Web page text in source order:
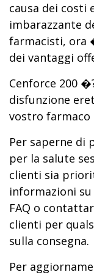
causa dei costi
imbarazzante
farmacisti, ora
dei vantaggi
Cenforce 200
disfunzione
vostro farmaco
Per saperne di
per la salute
clienti sia
informazioni
FAQ o
clienti per
sulla consegna.
Per